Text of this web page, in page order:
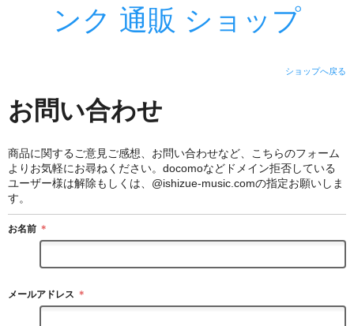
ンク 通販 ショップ
ショップへ戻る
お問い合わせ
商品に関するご意見ご感想、お問い合わせなど、こちらのフォーム
よりお気軽にお尋ねください。docomoなどドメイン拒否している
ユーザー様は解除もしくは、@ishizue-music.comの指定お願いしま
す。
お名前 ＊
メールアドレス ＊